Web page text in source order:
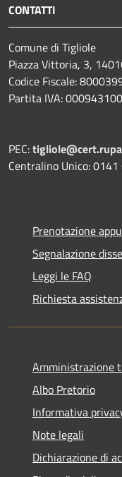
CONTATTI
Comune di Tigliole
Piazza Vittoria, 3,
Codice Fiscale:
Partita IVA:
PEC:
Centralino Unico:
Prenotazione
Segnalazione
Leggi le FAQ
Richiesta
Amministrazione
Albo Pretorio
Informativa
Note legali
Dichiarazione di